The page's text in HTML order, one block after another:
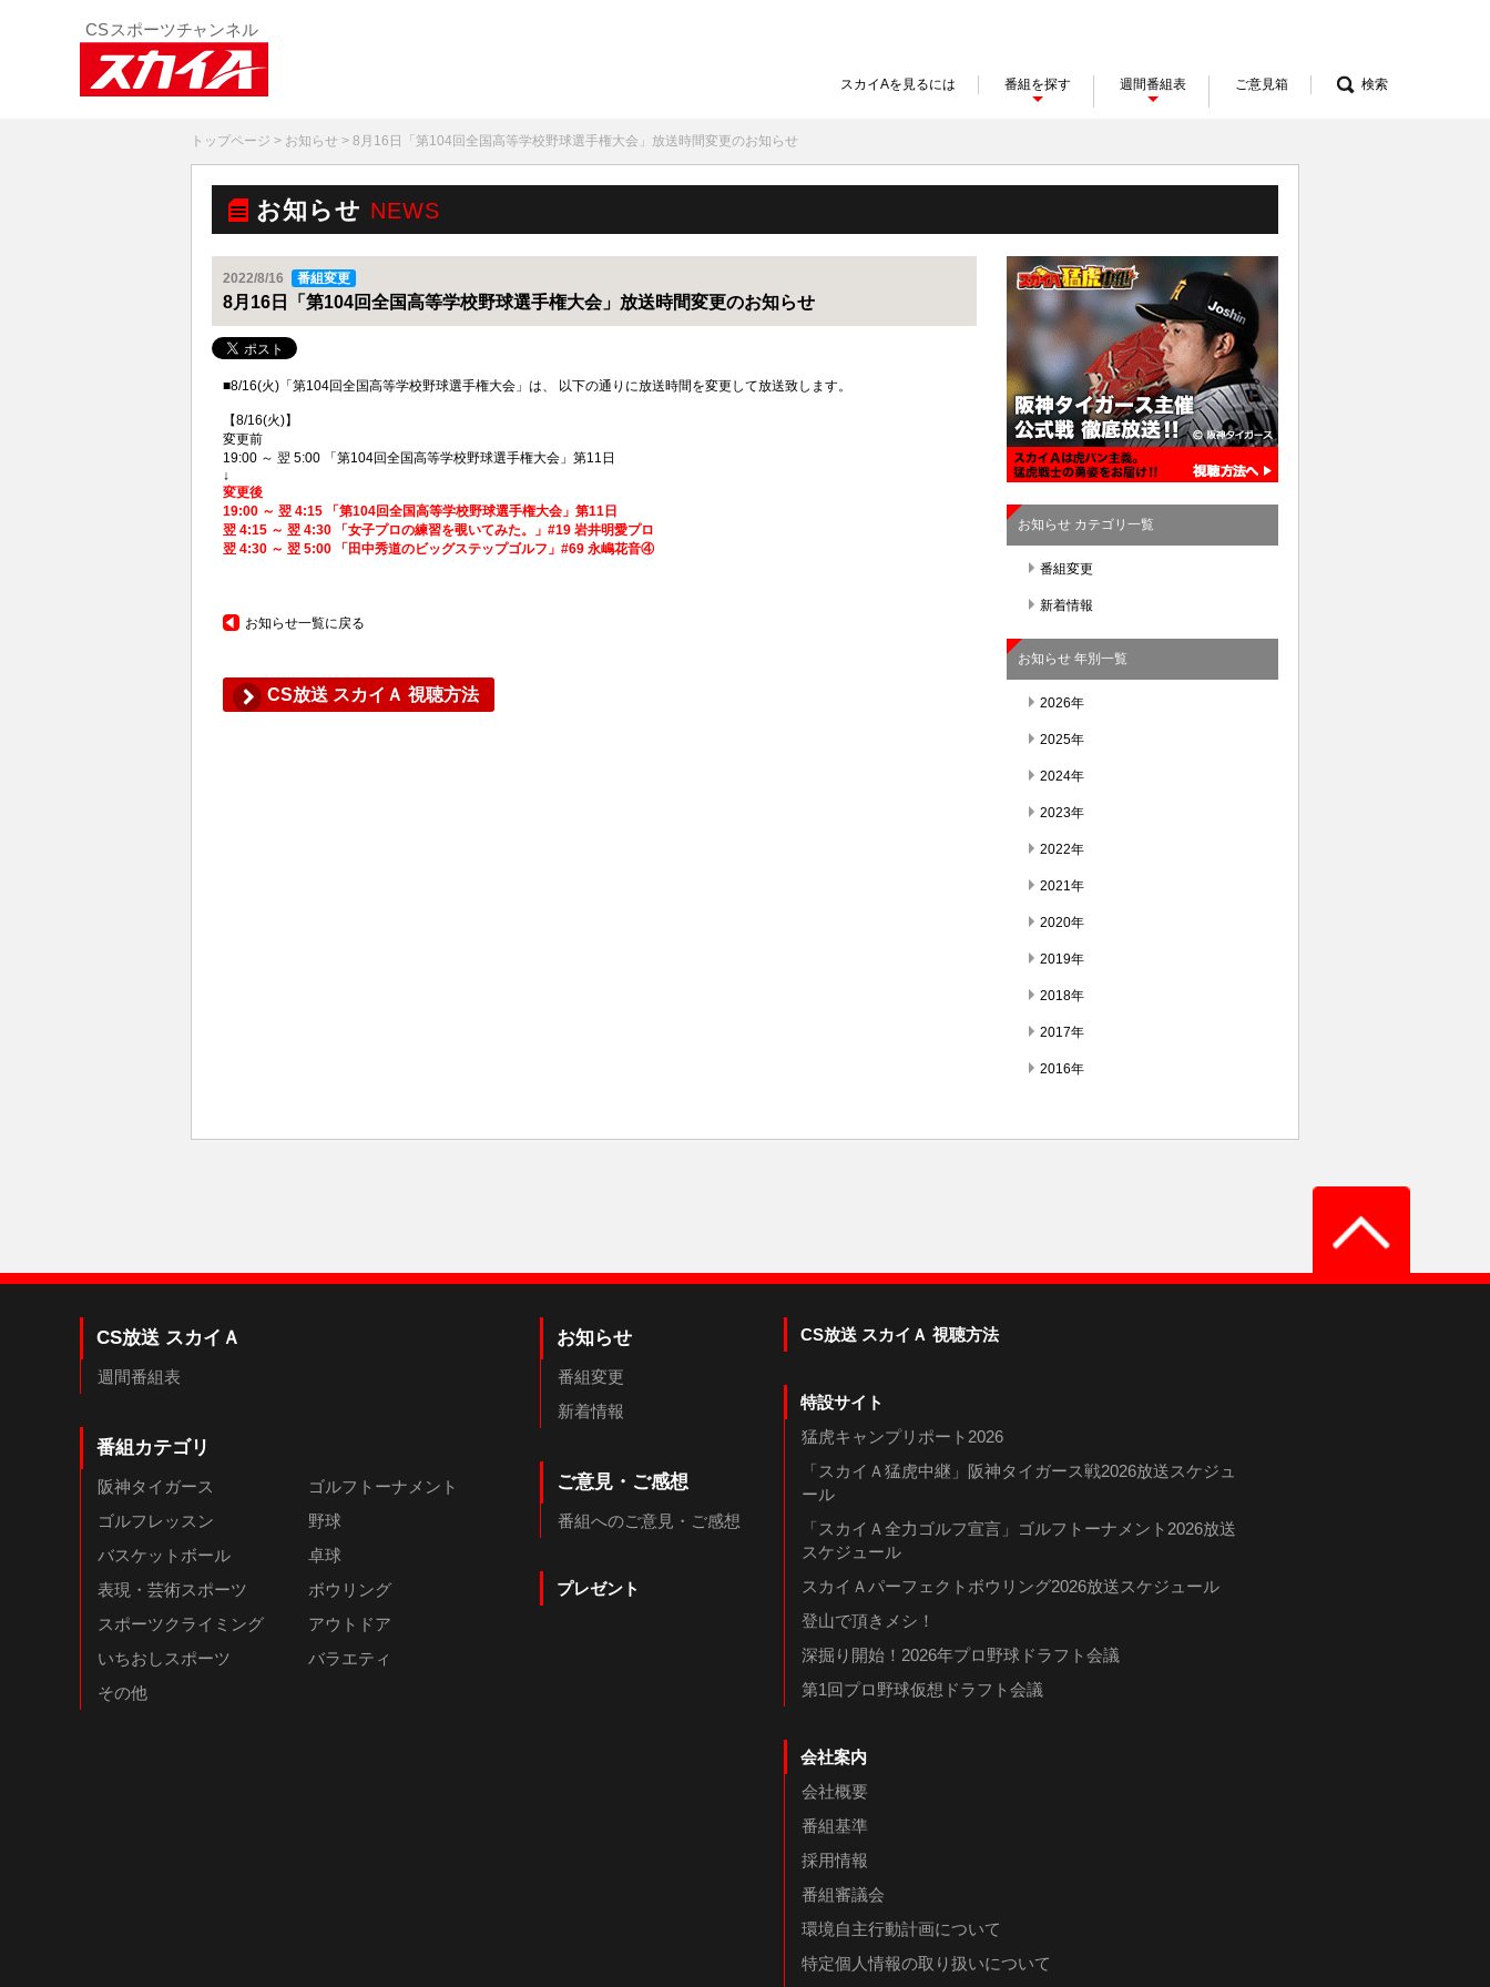
スカイAを見るには 番組を探す 週間番組表 ご意見箱 検索
トップページ > お知らせ > 8月16日「第104回全国高等学校野球選手権大会」放送時間変更のお知らせ
お知らせ NEWS
2022/8/16 番組変更
8月16日「第104回全国高等学校野球選手権大会」放送時間変更のお知らせ
■8/16(火)「第104回全国高等学校野球選手権大会」は、 以下の通りに放送時間を変更して放送致します。
【8/16(火)】
変更前
19:00 ～ 翌 5:00 「第104回全国高等学校野球選手権大会」第11日
↓
変更後
19:00 ～ 翌 4:15 「第104回全国高等学校野球選手権大会」第11日
翌 4:15 ～ 翌 4:30 「女子プロの練習を覗いてみた。」#19 岩井明愛プロ
翌 4:30 ～ 翌 5:00 「田中秀道のビッグステップゴルフ」#69 永嶋花音④
お知らせ一覧に戻る
CS放送 スカイＡ 視聴方法
お知らせ カテゴリ一覧
番組変更
新着情報
お知らせ 年別一覧
2026年
2025年
2024年
2023年
2022年
2021年
2020年
2019年
2018年
2017年
2016年
CS放送 スカイＡ
週間番組表
番組カテゴリ
阪神タイガース
ゴルフトーナメント
ゴルフレッスン
野球
バスケットボール
卓球
表現・芸術スポーツ
ボウリング
スポーツクライミング
アウトドア
いちおしスポーツ
バラエティ
その他
お知らせ
番組変更
新着情報
ご意見・ご感想
番組へのご意見・ご感想
プレゼント
CS放送 スカイＡ 視聴方法
特設サイト
猛虎キャンプリポート2026
「スカイＡ猛虎中継」阪神タイガース戦2026放送スケジュ
ール
「スカイＡ全力ゴルフ宣言」ゴルフトーナメント2026放送
スケジュール
スカイＡパーフェクトボウリング2026放送スケジュール
登山で頂きメシ！
深掘り開始！2026年プロ野球ドラフト会議
第1回プロ野球仮想ドラフト会議
会社案内
会社概要
番組基準
採用情報
番組審議会
環境自主行動計画について
特定個人情報の取り扱いについて